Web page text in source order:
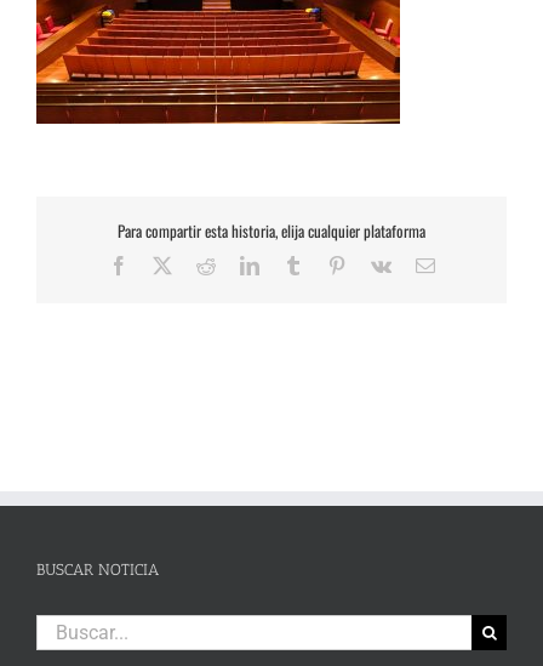
Para compartir esta historia, elija cualquier plataforma
Facebook RedditLinkedInTumblr Pinterest
Vk
Correo
BUSCAR NOTICIA
Buscar: